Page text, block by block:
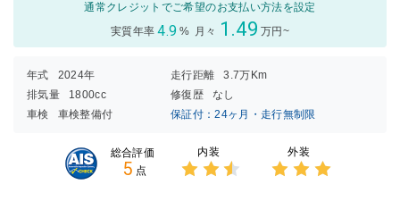
通常クレジットでご希望のお支払い方法を設定
実質年率 4.9 % 月々 1.49 万円~
年式 2024年 走行距離
3.7万Km
排気量
1800cc 修復歴
なし
車検
車検整備付 保証付：24ヶ月・走行無制限
総合評価
5 点
内装 外装